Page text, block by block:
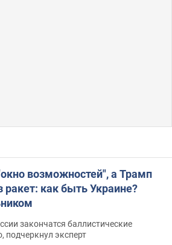
возможностей", а Трамп
ракет: как быть Украине?
закончатся баллистические
подчеркнул эксперт